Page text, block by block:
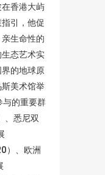
香港大屿
引，他促
生命性的
态艺术实
的地球原
美术馆举
与的重要群
、悉尼双
）、欧洲